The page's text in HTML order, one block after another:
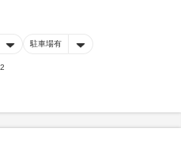
駐車場有